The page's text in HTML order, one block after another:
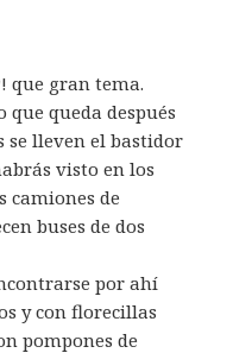
que gran tema.
queda después
se lleven el bastidor
visto en los
camiones de
buses de dos
por ahí
y con florecillas
pompones de